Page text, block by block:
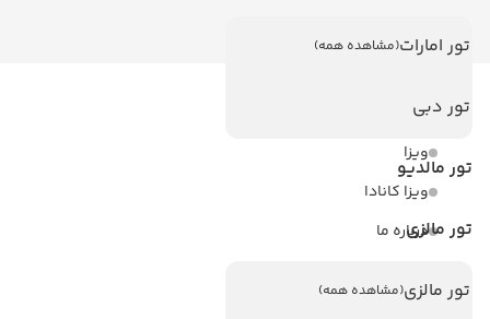
تور امارات(مشاهده همه)
تور دبی
تور مالدیو
تور مالزی
تور مالزی(مشاهده همه)
لینک های مفید
ویزا
ویزا کانادا
درباره ما